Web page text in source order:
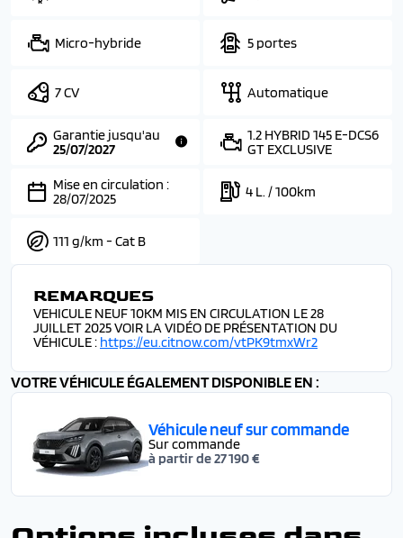
Micro-hybride 5 portes
7 CV Automatique
Garantie jusqu'au
25/07/2027
1.2 HYBRID 145 E-DCS6
GT EXCLUSIVE
Mise en circulation :
28/07/2025
4 L. / 100km
111 g/km - Cat B
REMARQUES
VEHICULE NEUF 10KM MIS EN CIRCULATION LE 28
JUILLET 2025 VOIR LA VIDÉO DE PRÉSENTATION DU
VÉHICULE : https://eu.citnow.com/vtPK9tmxWr2
VOTRE VÉHICULE ÉGALEMENT DISPONIBLE EN :
Véhicule neuf sur commande
Sur commande
à partir de 27 190 €